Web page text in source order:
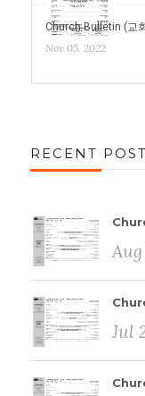
Church Bulletin (교
Nov 05, 2022
RECENT
Jul